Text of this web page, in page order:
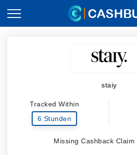
staiy
Tracked Within
6 Stunden
Missing Cashback Claim
Häufig gestellte Fragen